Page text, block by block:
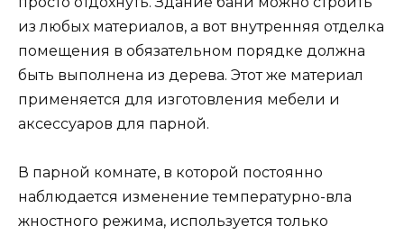
из любых материалов, а вот внутренняя отделка
помещения в обязательном порядке должна
быть выполнена из дерева. Этот же материал
применяется для изготовления мебели и
аксессуаров для парной.
В парной комнате, в которой постоянно
наблюдается изменение температурно-вла
жностного режима, используется только